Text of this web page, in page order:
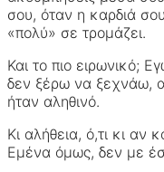
σου, όταν η καρδιά
«πολύ» σε τρομάζει.
Και το πιο ειρωνικό;
δεν ξέρω να ξεχνάω,
ήταν αληθινό.
Κι αλήθεια, ό,τι κι αν
Εμένα όμως, δεν με